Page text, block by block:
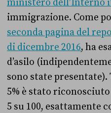
ministero dell’Interno
immigrazione. Come
seconda pagina del
di dicembre 2016, ha
d’asilo
sono state
5% è stato
5 su 100, esattamente